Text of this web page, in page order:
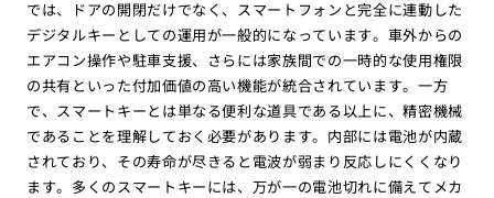
では、ドアの開閉だけでなく、スマートフォンと完全に連動した
デジタルキーとしての運用が一般的になっています。車外からの
エアコン操作や駐車支援、さらには家族間での一時的な使用権限
の共有といった付加価値の高い機能が統合されています。一方
で、スマートキーとは単なる便利な道具である以上に、精密機械
であることを理解しておく必要があります。内部には電池が内蔵
されており、その寿命が尽きると電波が弱まり反応しにくくなり
ます。多くのスマートキーには、万が一の電池切れに備えてメカ